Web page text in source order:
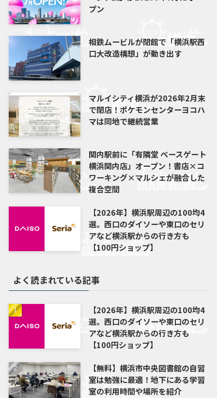
プン
相鉄ムービルが閉館で「横浜駅西
口大改造構想」が動き出す
マルイシティ横浜が2026年2月末
で閉店！ポケモンセンターヨコハ
マは同地で継続営業
関内駅前に「有隣堂 ベースゲート
横浜関内店」オープン！書店×コ
ワーキング×マルシェが融合した
複合空間
【2026年】横浜駅周辺の100均4
選。西口のダイソーや東口のセリ
アなど横浜駅からの行き方も
【100円ショップ】
よく読まれている記事
【2026年】横浜駅周辺の100均4
選。西口のダイソーや東口のセリ
アなど横浜駅からの行き方も
【100円ショップ】
【無料】横浜市中央図書館の自習
室は勉強に最適！地下にある学習
室の利用時間や場所を紹介